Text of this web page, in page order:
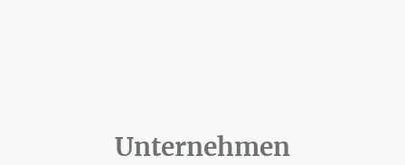
Unternehmen